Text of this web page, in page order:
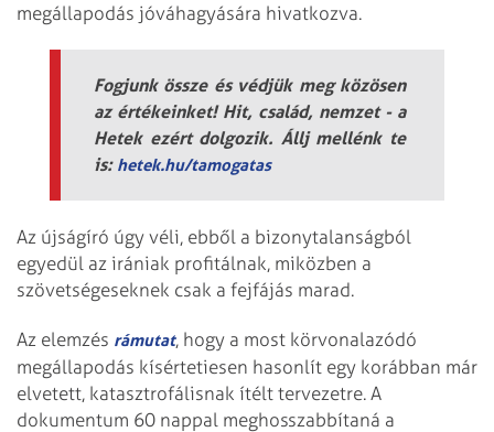
megállapodás jóváhagyására hivatkozva.
Fogjunk össze és védjük meg közösen
az értékeinket! Hit, család, nemzet - a
Hetek ezért dolgozik. Állj mellénk te
is: hetek.hu/tamogatas
Az újságíró úgy véli, ebből a bizonytalanságból
egyedül az irániak profitálnak, miközben a
szövetségeseknek csak a fejfájás marad.
Az elemzés rámutat, hogy a most körvonalazódó
megállapodás kísértetiesen hasonlít egy korábban már
elvetett, katasztrofálisnak ítélt tervezetre. A
dokumentum 60 nappal meghosszabbítaná a